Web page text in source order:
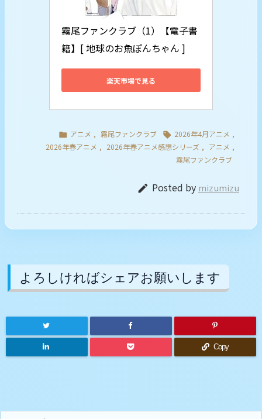
霧尾ファンクラブ（1）【電子書
籍】[ 地球のお魚ぽんちゃん ]
楽天市場で見る
 アニメ , 霧尾ファンクラブ  2026年4月アニメ ,
2026年春アニメ , 2026年春アニメ感想シリーズ , アニメ ,
霧尾ファンクラブ
 Posted by mizumizu
よろしければシェアお願いします
Copy